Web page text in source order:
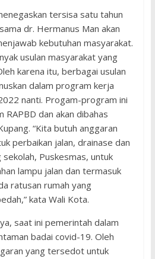
tersisa satu tahun
dr. Hermanus Man akan
kebutuhan masyarakat.
usulan masyarakat yang
karena itu, berbagai usulan
dalam program kerja
nanti. Progam-program ini
RAPBD dan akan dibahas
“Kita butuh anggaran
perbaikan jalan, drainase dan
Puskesmas, untuk
lampu jalan dan termasuk
ratusan rumah yang
kata Wali Kota.
saat ini pemerintah dalam
badai covid-19. Oleh
yang tersedot untuk